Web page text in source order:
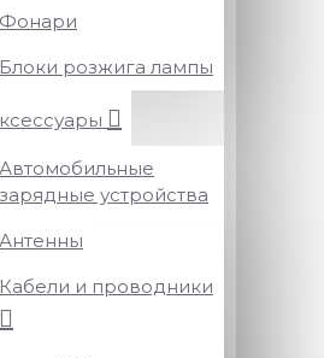
Фонари
Блоки розжига лампы
Автомобильные
зарядные устройства
Антенны
Кабели и проводники